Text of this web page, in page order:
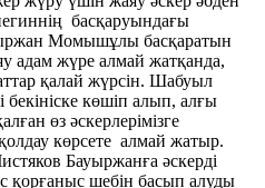
басқаруындағы
Момышұлы басқаратын
адам жүре алмай жатқанда,
қалай жүрсін. Шабуыл
көшіп алып, алғы
өз әскерлерімізге
көрсете алмай жатыр.
Бауыржанға әскерді
қорғаныс шебін басып алуды